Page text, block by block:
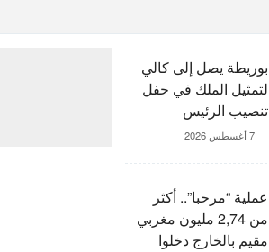
بوريطة يصل إلى كالي
لتمثيل الملك في حفل
تنصيب الرئيس
الكولومبي الجديد
7 أغسطس 2026
عملية “مرحبا”.. أكثر
من 2,74 مليون مغربي
مقيم بالخارج دخلوا